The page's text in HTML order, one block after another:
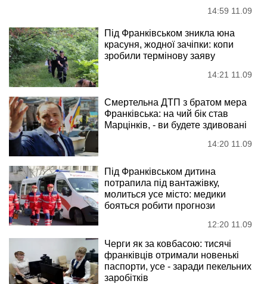
14:59 11.09
Під Франківськом зникла юна
красуня, жодної зачіпки: копи
зробили термінову заяву
14:21 11.09
Смертельна ДТП з братом мера
Франківська: на чий бік став
Марцінків, - ви будете здивовані
14:20 11.09
Під Франківськом дитина
потрапила під вантажівку,
молиться усе місто: медики
бояться робити прогнози
12:20 11.09
Черги як за ковбасою: тисячі
франківців отримали новенькі
паспорти, усе - заради пекельних
заробітків